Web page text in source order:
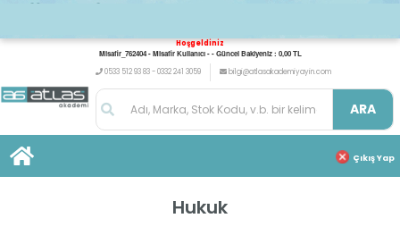
Hoşgeldiniz
Misafir_762404 - Misafir Kullanıcı - - Güncel Bakiyeniz : 0,00 TL
0533 512 93 83 - 0332 241 3059
bilgi@atlasakademiyayin.com
ARA
Çıkış Yap
Hukuk